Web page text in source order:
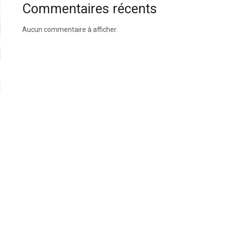
Commentaires récents
Aucun commentaire à afficher.